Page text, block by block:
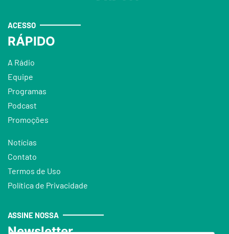
ACESSO
RÁPIDO
A Rádio
Equipe
Programas
Podcast
Promoções
Notícias
Contato
Termos de Uso
Política de Privacidade
ASSINE NOSSA